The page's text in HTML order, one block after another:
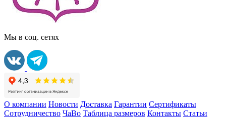
Мы в соц. сетях
О компании Новости Доставка Гарантии Сертификаты
Сотрудничество ЧаВо Таблица размеров Контакты Статьи